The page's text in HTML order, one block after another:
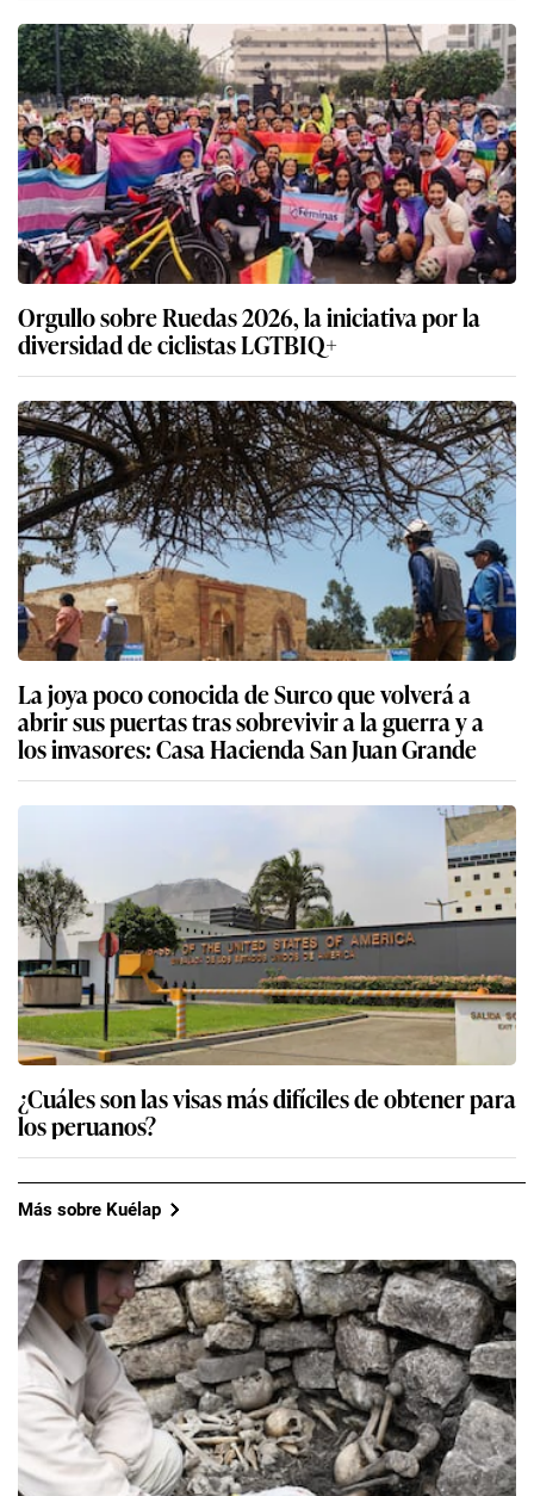
Orgullo sobre Ruedas 2026, la iniciativa por la
diversidad de ciclistas LGTBIQ+
La joya poco conocida de Surco que volverá a
abrir sus puertas tras sobrevivir a la guerra y a
los invasores: Casa Hacienda San Juan Grande
¿Cuáles son las visas más difíciles de obtener para
los peruanos?
Más sobre Kuélap